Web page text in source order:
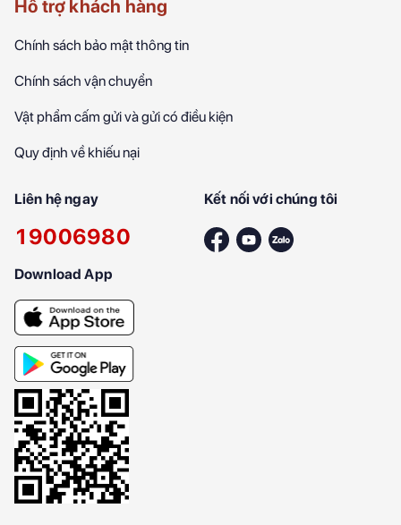
Hỗ trợ khách hàng
Chính sách bảo mật thông tin
Chính sách vận chuyển
Vật phẩm cấm gửi và gửi có điều kiện
Quy định về khiếu nại
Liên hệ ngay
19006980
Kết nối với chúng tôi
Download App